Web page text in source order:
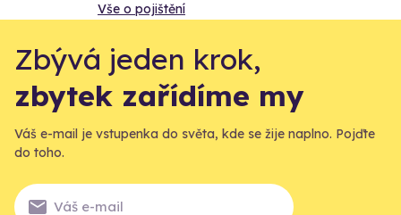
Vše o pojištění
Zbývá jeden krok,
zbytek zařídíme my
Váš e-mail je vstupenka do světa, kde se žije naplno. Pojďte
do toho.